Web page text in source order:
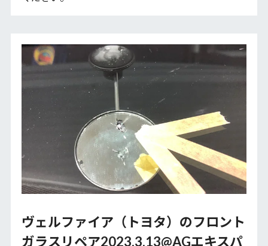
ヴェルファイア（トヨタ）のフロント
ガラスリペア2023.3.13@AGエキスパ